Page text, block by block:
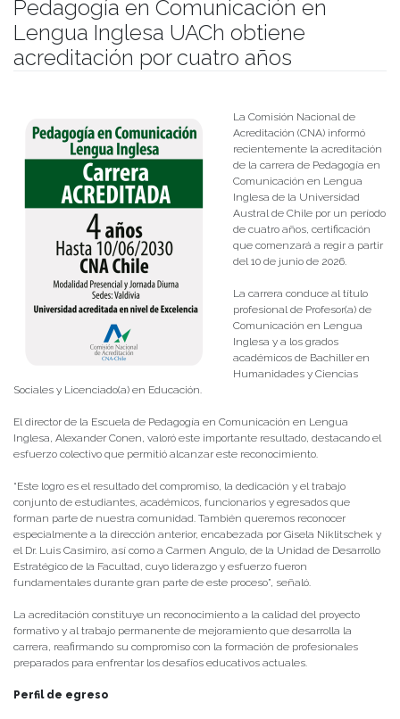
Pedagogía en Comunicación en
Lengua Inglesa UACh obtiene
acreditación por cuatro años
La Comisión Nacional de
Acreditación (CNA) informó
recientemente la acreditación
de la carrera de Pedagogía en
Comunicación en Lengua
Inglesa de la Universidad
Austral de Chile por un período
de cuatro años, certificación
que comenzará a regir a partir
del 10 de junio de 2026.
La carrera conduce al título
profesional de Profesor(a) de
Comunicación en Lengua
Inglesa y a los grados
académicos de Bachiller en
Humanidades y Ciencias
Sociales y Licenciado(a) en Educación.
El director de la Escuela de Pedagogía en Comunicación en Lengua
Inglesa, Alexander Conen, valoró este importante resultado, destacando el
esfuerzo colectivo que permitió alcanzar este reconocimiento.
“Este logro es el resultado del compromiso, la dedicación y el trabajo
conjunto de estudiantes, académicos, funcionarios y egresados que
forman parte de nuestra comunidad. También queremos reconocer
especialmente a la dirección anterior, encabezada por Gisela Niklitschek y
el Dr. Luis Casimiro, así como a Carmen Angulo, de la Unidad de Desarrollo
Estratégico de la Facultad, cuyo liderazgo y esfuerzo fueron
fundamentales durante gran parte de este proceso”, señaló.
La acreditación constituye un reconocimiento a la calidad del proyecto
formativo y al trabajo permanente de mejoramiento que desarrolla la
carrera, reafirmando su compromiso con la formación de profesionales
preparados para enfrentar los desafíos educativos actuales.
Perfil de egreso